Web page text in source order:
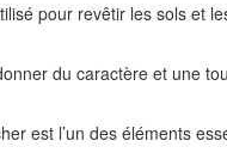
pour revêtir les sols et
du caractère et une
est l’un des éléments